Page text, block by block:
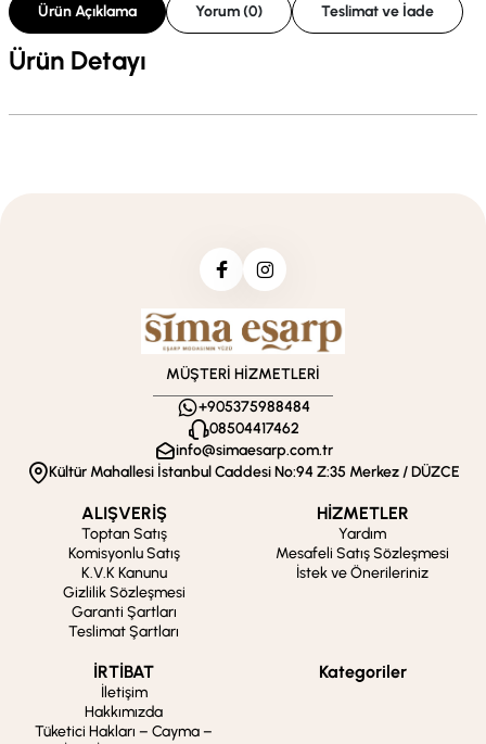
Ürün Açıklama Yorum (0) Teslimat ve İade
Ürün Detayı
MÜŞTERİ HİZMETLERİ
+905375988484
08504417462
info@simaesarp.com.tr
Kültür Mahallesi İstanbul Caddesi No:94 Z:35 Merkez / DÜZCE
ALIŞVERİŞ
Toptan Satış
Komisyonlu Satış
K.V.K Kanunu
Gizlilik Sözleşmesi
Garanti Şartları
Teslimat Şartları
HİZMETLER
Yardım
Mesafeli Satış Sözleşmesi
İstek ve Önerileriniz
İRTİBAT
İletişim
Hakkımızda
Tüketici Hakları – Cayma –
Kategoriler